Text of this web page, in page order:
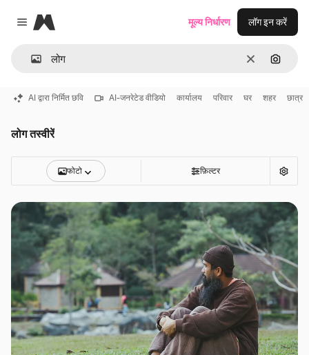
Close menu
Magnific
साफ़ इमेज से
मूल्य निर्धारण लॉग इन करें
AI द्वारा निर्मित छवि AI-जनरेटेड वीडियो कार्यालय परिवार घर शहर छात्र
लोग तस्वीरें
फोटो फ़िल्टर